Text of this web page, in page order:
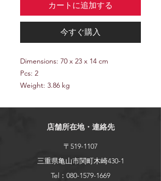
カートに追加する
今すぐ購入
Dimensions: 70 x 23 x 14 cm
Pcs: 2
Weight: 3.86 kg
店舗所在地・連絡先
〒519-1107
三重県亀山市関町木崎430-1
Tel：080-1579-1669